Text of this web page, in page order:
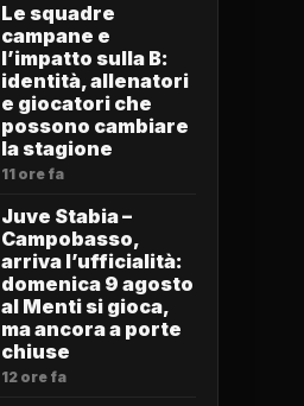
Le squadre
campane e
l’impatto sulla B:
identità, allenatori
e giocatori che
possono cambiare
la stagione
11 ore fa
Juve Stabia –
Campobasso,
arriva l’ufficialità:
domenica 9 agosto
al Menti si gioca,
ma ancora a porte
chiuse
12 ore fa